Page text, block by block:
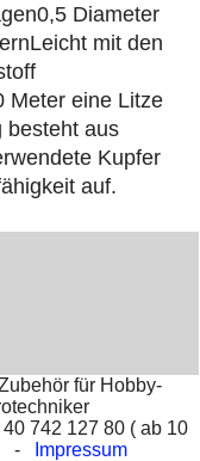
0,5 Diameter
Leicht mit den
Meter eine Litze
besteht aus
Kupfer
auf.
für Hobby-
742 127 80 ( ab 10
-
Impressum